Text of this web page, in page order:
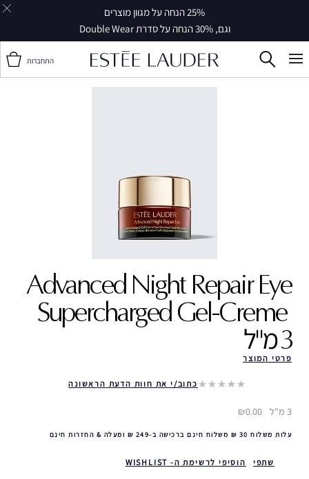
25% הנחה על מגוון מוצרים
וגם, 30% הנחה על סדרת Double Wear
התחברות
Advanced Night Repair Eye
Supercharged Gel-Creme ‎
3 מ"ל
פרטי המוצר
כתוב/י את חוות הדעת הראשונה
3 מ"ל ₪0.00
עלות משלוח 30 ₪ משלוח חינם ברכישה ב-249 ₪ ומעלה & החזרות חינם
שתפי הוסיפי לרשימת ה- WISHLIST